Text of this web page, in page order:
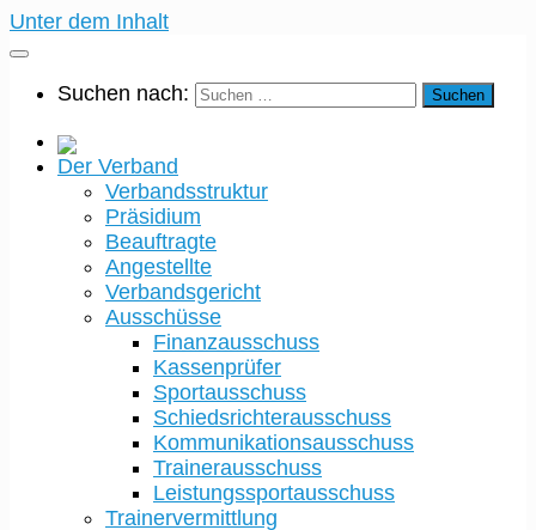
Unter dem Inhalt
Suchen nach:
Der Verband
Verbandsstruktur
Präsidium
Beauftragte
Angestellte
Verbandsgericht
Ausschüsse
Finanzausschuss
Kassenprüfer
Sportausschuss
Schiedsrichterausschuss
Kommunikationsausschuss
Trainerausschuss
Leistungssportausschuss
Trainervermittlung